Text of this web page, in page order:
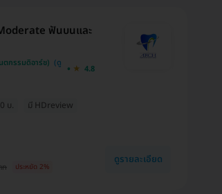
บ.
มี HDreview
ฟันบนและ
กรรมดิอาร์ช)
4.8
ท ประหยัด 2%
ดูรายละเอียด